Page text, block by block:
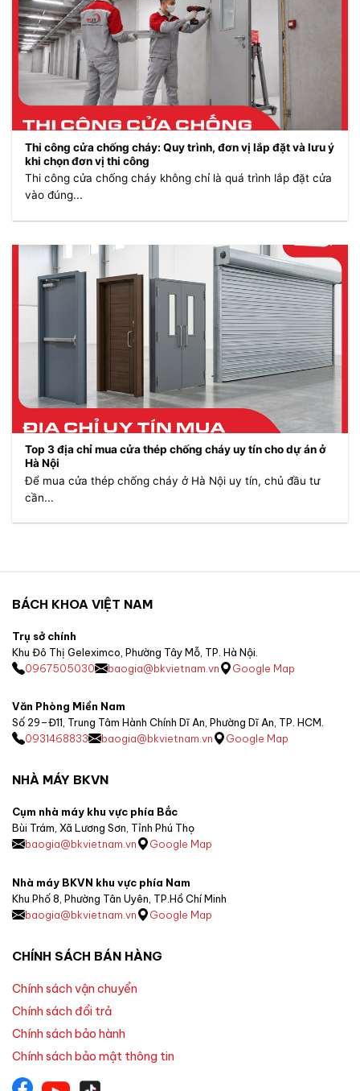
Thi công cửa chống cháy: Quy trình, đơn vị lắp đặt và lưu ý
khi chọn đơn vị thi công
Thi công cửa chống cháy không chỉ là quá trình lắp đặt cửa
vào đúng...
Top 3 địa chỉ mua cửa thép chống cháy uy tín cho dự án ở
Hà Nội
Để mua cửa thép chống cháy ở Hà Nội uy tín, chủ đầu tư
cần...
BÁCH KHOA VIỆT NAM
Trụ sở chính
Khu Đô Thị Geleximco, Phường Tây Mỗ, TP. Hà Nội.
0967505030
baogia@bkvietnam.vn Google Map
Văn Phòng Miền Nam
Số 29–Đ11, Trung Tâm Hành Chính Dĩ An, Phường Dĩ An, TP. HCM.
0931468833
baogia@bkvietnam.vn Google Map
NHÀ MÁY BKVN
Cụm nhà máy khu vực phía Bắc
Bùi Trám, Xã Lương Sơn, Tỉnh Phú Thọ
baogia@bkvietnam.vn
Google Map
Nhà máy BKVN khu vực phía Nam
Khu Phố 8, Phường Tân Uyên, TP.Hồ Chí Minh
baogia@bkvietnam.vn
Google Map
CHÍNH SÁCH BÁN HÀNG
Chính sách vận chuyển
Chính sách đổi trả
Chính sách bảo hành
Chính sách bảo mật thông tin